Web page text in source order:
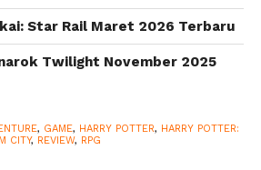
Star Rail Maret 2026 Terbaru
Twilight November 2025
, GAME, HARRY POTTER, HARRY POTTER:
CITY, REVIEW, RPG